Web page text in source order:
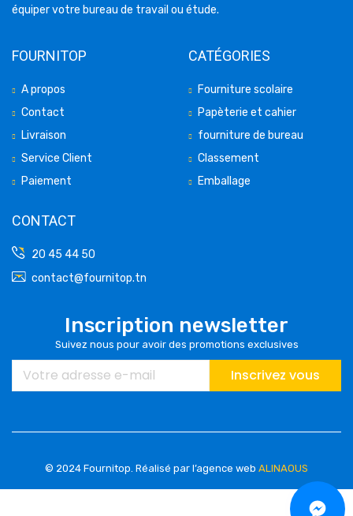
équiper votre bureau de travail ou étude.
FOURNITOP
A propos
Contact
Livraison
Service Client
Paiement
CATÉGORIES
Fourniture scolaire
Papèterie et cahier
fourniture de bureau
Classement
Emballage
CONTACT
20 45 44 50
contact@fournitop.tn
Inscription newsletter
Suivez nous pour avoir des promotions exclusives
Inscrivez vous
© 2024 Fournitop. Réalisé par l’agence web ALINAOUS